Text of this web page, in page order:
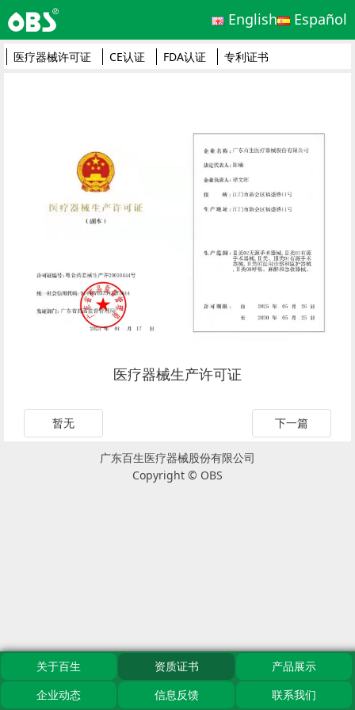
English Español
医疗器械许可证 CE认证 FDA认证 专利证书
医疗器械生产许可证
暂无 下一篇
广东百生医疗器械股份有限公司
Copyright © OBS
关于百生 资质证书
产品展示
企业动态
信息反馈 联系我们